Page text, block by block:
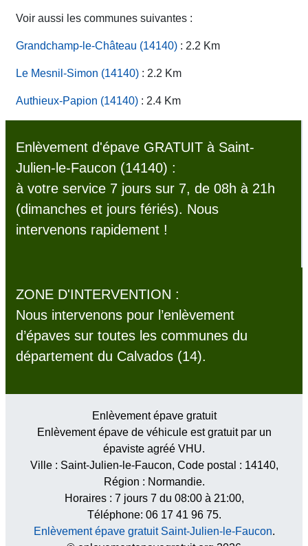
Voir aussi les communes suivantes :
Grandchamp-le-Château (14140) : 2.2 Km
Le Mesnil-Simon (14140) : 2.2 Km
Authieux-Papion (14140) : 2.4 Km
Enlèvement d'épave GRATUIT à Saint-
Julien-le-Faucon (14140) :
à votre service 7 jours sur 7, de 08h à 21h
(dimanches et jours fériés). Nous
intervenons rapidement !
ZONE D'INTERVENTION :
Nous intervenons pour l’enlèvement
d’épaves sur toutes les communes du
département du Calvados (14).
Enlèvement épave gratuit
Enlèvement épave de véhicule est gratuit par un
épaviste agréé VHU.
Ville : Saint-Julien-le-Faucon, Code postal : 14140,
Région : Normandie.
Horaires : 7 jours 7 du 08:00 à 21:00,
Téléphone: 06 17 41 96 75.
Enlèvement épave gratuit Saint-Julien-le-Faucon.